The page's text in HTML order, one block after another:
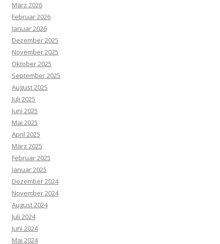
März 2026
Februar 2026
Januar 2026
Dezember 2025
November 2025
Oktober 2025
September 2025
August 2025
Juli 2025
Juni 2025
Mai 2025
April 2025
März 2025
Februar 2025
Januar 2025
Dezember 2024
November 2024
August 2024
Juli 2024
Juni 2024
Mai 2024